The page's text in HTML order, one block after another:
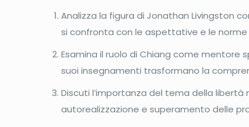
Analizza la figura di Jonathan Livingston
si confronta con le aspettative e le norme
Esamina il ruolo di Chiang come mentore
suoi insegnamenti trasformano la
Discuti l’importanza del tema della
autorealizzazione e superamento delle